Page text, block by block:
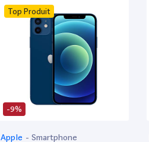
-9%
Top Produit
Apple - Smartphone